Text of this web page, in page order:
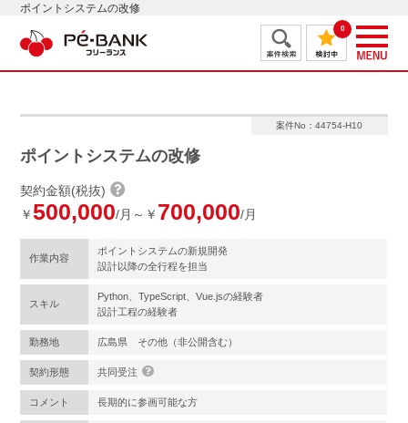
ポイントシステムの改修
0
案件No：44754-H10
ポイントシステムの改修
契約金額(税抜)
￥500,000/月～￥ 700,000/月
作業内容
ポイントシステムの新規開発
設計以降の全行程を担当
スキル
Python、TypeScript、Vue.jsの経験者
設計工程の経験者
勤務地 広島県 その他（非公開含む）
契約形態 共同受注
コメント 長期的に参画可能な方